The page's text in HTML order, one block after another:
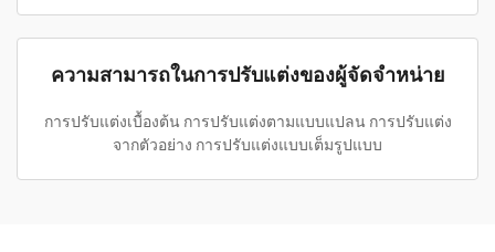
ความสามารถในการปรับแต่งของผู้จัดจำหน่าย
การปรับแต่งเบื้องต้น การปรับแต่งตามแบบแปลน การปรับแต่ง
จากตัวอย่าง การปรับแต่งแบบเต็มรูปแบบ